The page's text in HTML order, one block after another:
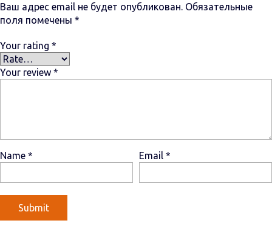
Ваш адрес email не будет опубликован. Обязательные
поля помечены *
Your rating *
Your review *
Name * Email *